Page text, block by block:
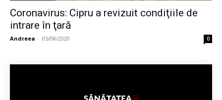
Coronavirus: Cipru a revizuit condiţiile de
intrare în ţară
Andreea - 05/08/2020 0